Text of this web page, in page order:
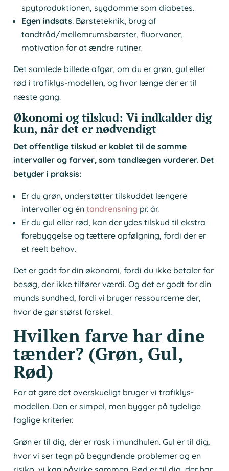
spytproduktionen, sygdomme som diabetes.
Egen indsats: Børsteteknik, brug af
tandtråd/mellemrumsbørster, fluorvaner,
motivation for at ændre rutiner.
Det samlede billede afgør, om du er grøn, gul eller
rød i trafiklys-modellen, og hvor længe der er til
næste gang.
Økonomi og tilskud: Vi indkalder dig
kun, når det er nødvendigt
Det offentlige tilskud er koblet til de samme
intervaller og farver, som tandlægen vurderer. Det
betyder i praksis:
Er du grøn, understøtter tilskuddet længere
intervaller og éntandrensning pr. år.
Er du gul eller rød, kan der ydes tilskud til ekstra
forebyggelse og tættere opfølgning, fordi der er
et reelt behov.
Det er godt for din økonomi, fordi du ikke betaler for
besøg, der ikke tilfører værdi. Og det er godt for din
munds sundhed, fordi vi bruger ressourcerne der,
hvor de gør størst forskel.
Hvilken farve har dine
tænder? (Grøn, Gul,
Rød)
For at gøre det overskueligt bruger vi trafiklys-
modellen. Den er simpel, men bygger på tydelige
faglige kriterier.
Grøn er til dig, der er rask i mundhulen. Gul er til dig,
hvor vi ser tegn på begyndende problemer og en